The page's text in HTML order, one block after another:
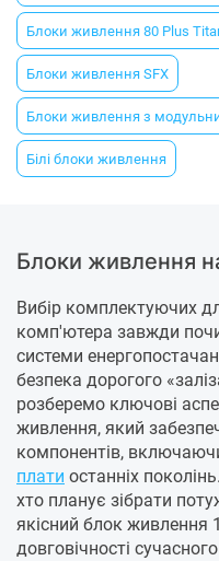
Блоки живлення 80 Plus
Блоки живлення SFX
Блоки живлення з
Білі блоки живлення
Блоки живлення
Вибір комплектуючих
комп'ютера завжди
системи
безпека дорогого
розберемо ключові
живлення, який
компонентів,
плати останніх
хто планує зібрати
якісний блок
довговічності